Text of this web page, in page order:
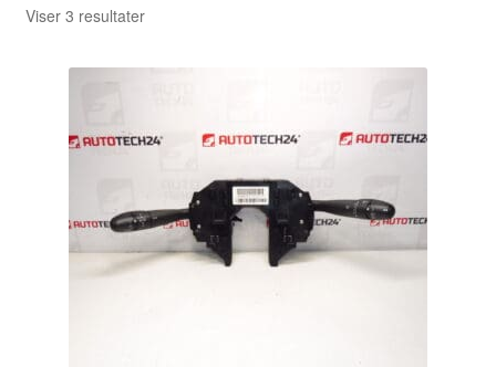
Kontakte
Min Konto
Viser 3 resultaterSorteret
seneste